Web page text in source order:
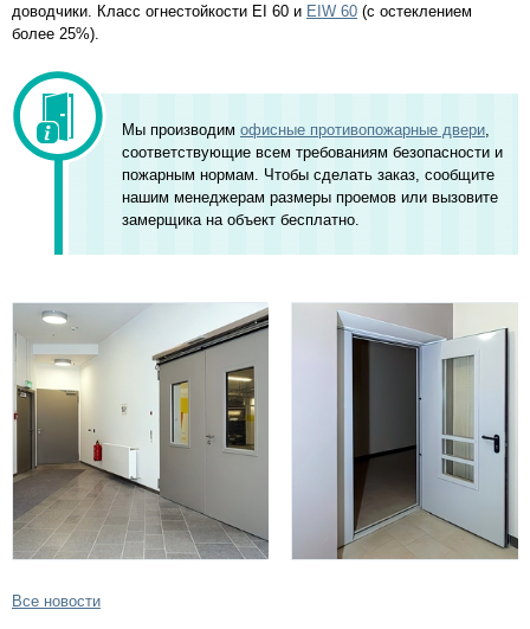
доводчики. Класс огнестойкости EI 60 и EIW 60 (с остеклением
более 25%).
Мы производим офисные противопожарные двери
соответствующие всем требованиям безопасности и
пожарным нормам. Чтобы сделать заказ, сообщите
нашим менеджерам размеры проемов или вызовите
замерщика на объект бесплатно.
Все новости